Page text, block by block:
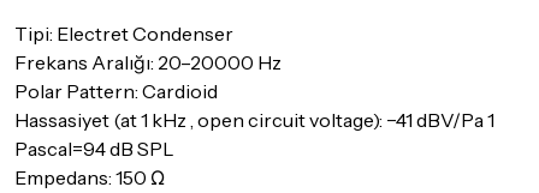
Detaylar içintıklayınız
İade Koşulları
Sitemiz üzerinden satın almış olduğunuz ürünleri, teslimat
tarihinden itibaren
değiştirebilirsiniz.
Tipi: Electret Condenser
Frekans Aralığı: 20–20000 Hz
Polar Pattern: Cardioid
Hassasiyet (at 1 kHz , open circuit voltage): −41 dBV/Pa 1
Pascal=94 dB SPL
Empedans: 150 Ω